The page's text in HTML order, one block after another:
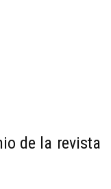
de la revista